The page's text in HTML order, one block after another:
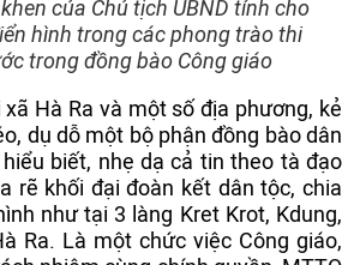
của Chủ tịch UBND tỉnh cho
hình trong các phong trào thi
trong đồng bào Công giáo
xã Hà Ra và một số địa phương, kẻ
dụ dỗ một bộ phận đồng bào dân
biết, nhẹ dạ cả tin theo tà đạo
rẽ khối đại đoàn kết dân tộc, chia
như tại 3 làng Kret Krot, Kdung,
Ra. Là một chức việc Công giáo,